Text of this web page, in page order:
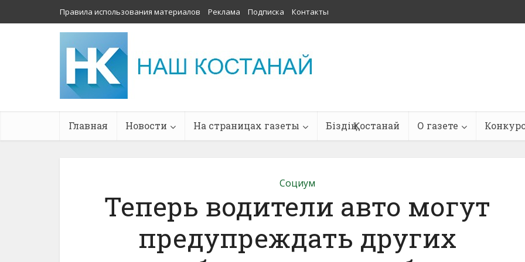
Правила использования материалов Реклама Подписка Контакты
Главная Новости На страницах газеты Біздің Қостанай О газете
Социум
Теперь водители авто могут
предупреждать других